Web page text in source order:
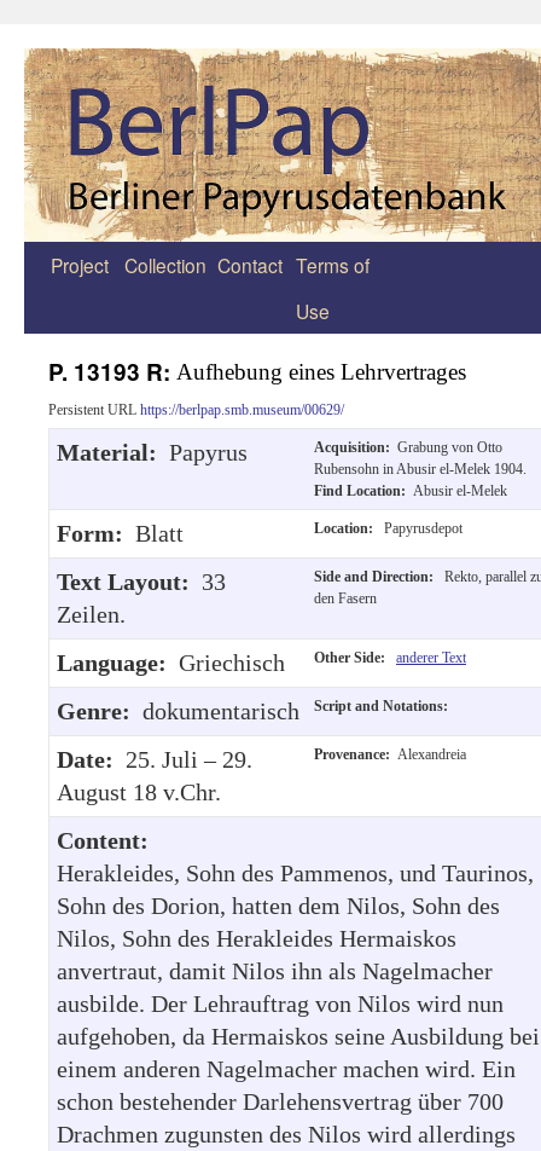
Zum
Project Collection Contact Terms of
Use
P. 13193 R: Aufhebung eines Lehrvertrages
Persistent URL https://berlpap.smb.museum/00629/
Material: Papyrus Acquisition: Grabung von Otto
Rubensohn in Abusir el-Melek 1904.
Find Location: Abusir el-Melek
Form: Blatt Location: Papyrusdepot
Text Layout: 33
Zeilen.
Side and Direction:
Rekto, parallel
den Fasern
Language: Griechisch Other Side: anderer Text
Genre: dokumentarisch Script and Notations:
Date: 25. Juli – 29.
August 18 v.Chr.
Provenance: Alexandreia
Content:
Herakleides, Sohn des Pammenos, und Taurinos,
Sohn des Dorion, hatten dem Nilos, Sohn des
Nilos, Sohn des Herakleides Hermaiskos
anvertraut, damit Nilos ihn als Nagelmacher
ausbilde. Der Lehrauftrag von Nilos wird nun
aufgehoben, da Hermaiskos seine Ausbildung bei
einem anderen Nagelmacher machen wird. Ein
schon bestehender Darlehensvertrag über 700
Drachmen zugunsten des Nilos wird allerdings